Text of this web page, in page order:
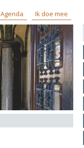
Agenda Ik doe mee